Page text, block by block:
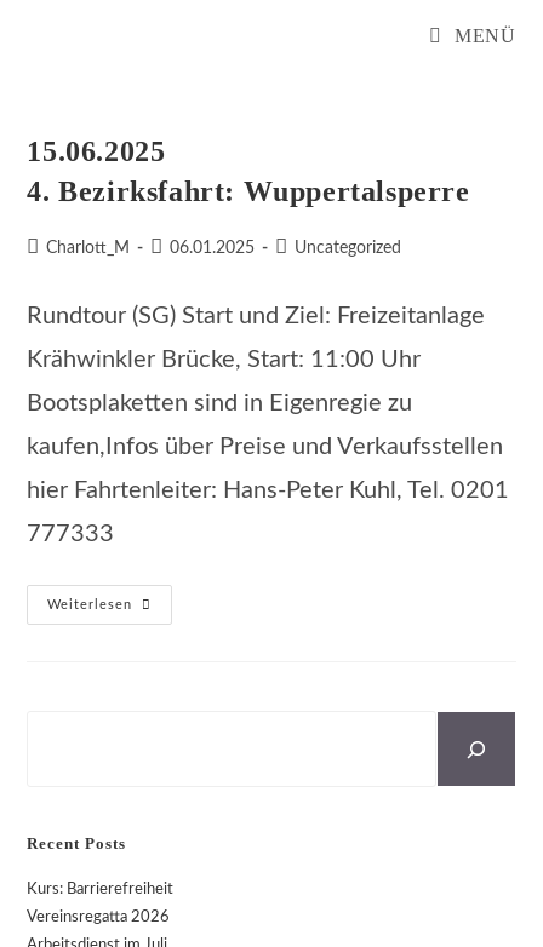
MENÜ
15.06.2025
4. Bezirksfahrt: Wuppertalsperre
Beitrags-
Charlott_M
Beitrag
06.01.2025
Beitrags-
Uncategorized
Rundtour (SG) Start und Ziel: Freizeitanlage
Krähwinkler Brücke, Start: 11:00 Uhr
Bootsplaketten sind in Eigenregie zu
kaufen,Infos über Preise und Verkaufsstellen
hier Fahrtenleiter: Hans-Peter Kuhl, Tel. 0201
777333
Weiterlesen
15.06.2025
4.
Recent Posts
Kurs: Barrierefreiheit
Vereinsregatta 2026